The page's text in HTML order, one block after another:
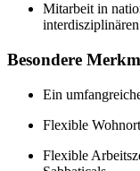
Mitarbeit in
Besondere
Ein
Flexible
Flexible